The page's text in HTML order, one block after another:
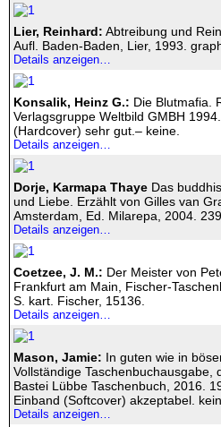
Versandinformation
AGB
Widerrufsrecht
Datenschutz
Impressum
Lier, Reinhard: Abtreibung und
Aufl. Baden-Baden, Lier, 1993.
Details anzeigen…
Konsalik, Heinz G.: Die Blutmafia.
Verlagsgruppe Weltbild GMBH
(Hardcover) sehr gut.– keine.
Details anzeigen…
Dorje, Karmapa Thaye Das
und Liebe. Erzählt von Gilles van
Amsterdam, Ed. Milarepa, 2004.
Details anzeigen…
Coetzee, J. M.: Der Meister von
Frankfurt am Main, Fischer-
S. kart. Fischer, 15136.
Details anzeigen…
Mason, Jamie: In guten wie in
Vollständige Taschenbuchausgabe,
Bastei Lübbe Taschenbuch, 2016.
Einband (Softcover) akzeptabel.
Details anzeigen…